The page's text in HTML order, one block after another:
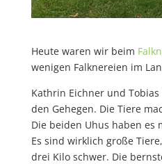
Heute waren wir beim
wenigen Falknereien im
Kathrin Eichner und
den Gehegen. Die Tiere
Die beiden Uhus haben es
Es sind wirklich große
drei Kilo schwer. Die